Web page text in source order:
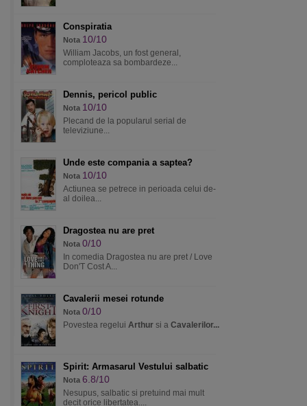
Conspiratia
Nota 10/10
William Jacobs, un fost general,
comploteaza sa bombardeze...
Dennis, pericol public
Nota 10/10
Plecand de la popularul serial de
televiziune...
Unde este compania a saptea?
Nota 10/10
Actiunea se petrece in perioada celui de-
al doilea...
Dragostea nu are pret
Nota 0/10
In comedia Dragostea nu are pret / Love
Don'T Cost A...
Cavalerii mesei rotunde
Nota 0/10
Povestea regelui Arthur si a Cavalerilor...
Spirit: Armasarul Vestului salbatic
Nota 6.8/10
Nesupus, salbatic si pretuind mai mult
decit orice libertatea....